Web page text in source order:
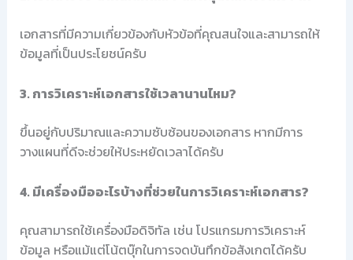
เอกสารที่มีความเกี่ยวข้องกับหัวข้อที่คุณสนใจและสามารถให้
ข้อมูลที่เป็นประโยชน์ครับ
3. การวิเคราะห์เอกสารใช้เวลานานไหม?
ขึ้นอยู่กับปริมาณและความซับซ้อนของเอกสาร หากมีการ
วางแผนที่ดีจะช่วยให้ประหยัดเวลาได้ครับ
4. มีเครื่องมืออะไรบ้างที่ช่วยในการวิเคราะห์เอกสาร?
คุณสามารถใช้เครื่องมือดิจิทัล เช่น โปรแกรมการวิเคราะห์
ข้อมูล หรือแม้แต่โน้ตบุ๊กในการจดบันทึกข้อสังเกตได้ครับ